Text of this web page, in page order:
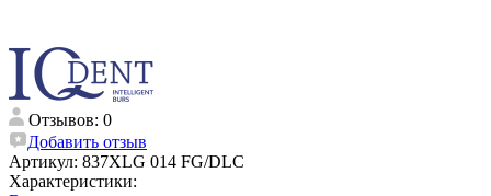
Отзывов: 0
Добавить отзыв
Артикул: 837XLG 014 FG/DLC
Характеристики: